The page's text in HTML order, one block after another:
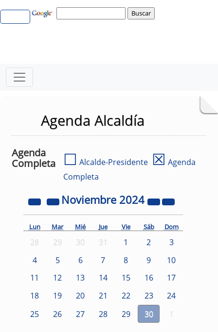
Agenda Alcaldía
Agenda
Completa
☐ Alcalde-Presidente ☒ Agenda
Completa
Noviembre 2024
Lun Mar Mié Jue Vie Sáb Dom
28 29 30 31 1 2
3
4
5 6 7 8 9
10
11
12 13 14 15 16
17
18
19 20 21 22 23
24
25
26 27 28 29 30 1